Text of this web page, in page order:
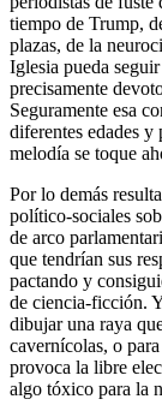
tiempo de Trump,
plazas, de la
Iglesia pueda
precisamente
Seguramente esa
diferentes edades y
melodía se toque
Por lo demás
político-sociales
de arco
que tendrían sus
pactando y
de ciencia-ficción.
dibujar una raya
cavernícolas, o
provoca la libre
algo tóxico para la